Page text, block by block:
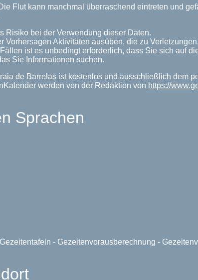
Flut kann manchmal überraschend eintreten und
Risiko bei der Verwendung dieser Daten.
Vorhersagen Aktivitäten ausüben, die zu
ist es unbedingt erforderlich, dass Sie sich auf
Sie Informationen suchen.
de Barrelas ist kostenlos und ausschließlich dem
werden von der Redaktion von https://
Sprachen
- Gezeitenvorausberechnung -